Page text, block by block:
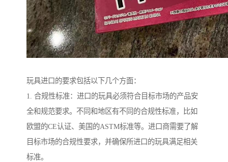
玩具进口的要求包括以下几个方面：
1. 合规性标准：进口的玩具必须符合目标市场的产品安
全和规范要求。不同和地区有不同的合规性标准，比如
欧盟的CE认证、美国的ASTM标准等。进口商需要了解
目标市场的合规性要求，并确保所进口的玩具满足相关
标准。